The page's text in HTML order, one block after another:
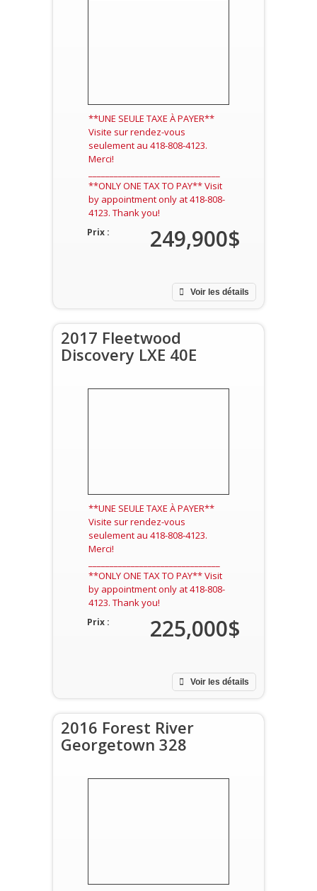
**UNE SEULE TAXE À PAYER**
Visite sur rendez-vous
seulement au 418-808-4123.
Merci!
**ONLY ONE TAX TO PAY** Visit
by appointment only at 418-808-
4123. Thank you!
Voir les détails
Prix : 249,900$
2017 Fleetwood
Discovery LXE 40E
**UNE SEULE TAXE À PAYER**
Visite sur rendez-vous
seulement au 418-808-4123.
Merci!
**ONLY ONE TAX TO PAY** Visit
by appointment only at 418-808-
4123. Thank you!
Voir les détails
Prix : 225,000$
2016 Forest River
Georgetown 328